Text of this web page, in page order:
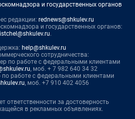
и государственных органов
редакции: rednews@shkulev.ru
и государственных органов:
.
help@shkulev.ru
сотрудничества:
по работе с федеральными клиентами
, моб. + 7 982 640 34 32
по работе с федеральными клиентами
, моб. +7 910 402 4056
ответственности за достоверность
в рекламных объявлениях.